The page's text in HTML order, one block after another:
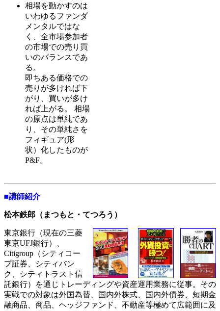
相場を動かすのは
いわゆるファンダ
メンタルではな
く、全市場参加者
の市場での売り買
いのバランスであ
る。
即ちある価格での
売りが多ければ下
がり、買いが多け
れば上がる。 相場
の原点は単純であ
り、その単純さを
フィギュア(形
状）化したものが
P&F。
■講師紹介
松本鉄郎（まつもと・てつろう）
東京銀行（現在の三菱
東京UFJ銀行）、
Citigroup（シティコー
プ証券、シティバン
ク、シティトラスト信
託銀行）を通じトレーディングや資産運用業務に従事。その
実戦での対象は外国為替、国内外株式、国内外債券、短期金
融商品、商品、ヘッジファンド、不動産等極めて広範囲に及